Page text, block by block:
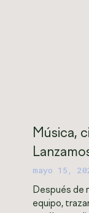
Música,
mayo 15,
Después de
equipo,